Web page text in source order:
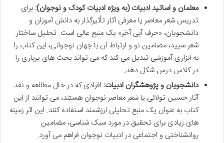
معلمان و اساتید ادبیات (به ویژه ادبیات کودک و نوجوان): برای
تدریس شعر معاصر یا معرفی آثار تأثیرگذار به دانش آموزان و
دانشجویان، «حرف آبی آخر» یک منبع عالی است. تحلیل ساختار
شعر سپید، مضامین نو و ارتباط آن با جهان نوجوانی، این کتاب را
به ابزاری آموزشی تبدیل می کند که می تواند بحث های پرباری را
در کلاس درس شکل دهد.
دانشجویان و پژوهشگران ادبیات: افرادی که در حال مطالعه و نقد
آثار حسین تولائی یا شعر معاصر نوجوان هستند، می توانند از این
کتاب به عنوان یک منبع تحلیلی ارزشمند استفاده کنند. این اثر زمینه
های زیادی برای تحقیق در مورد سبک شناسی، مضامین
روانشناختی و اجتماعی در ادبیات نوجوان فراهم می آورد.